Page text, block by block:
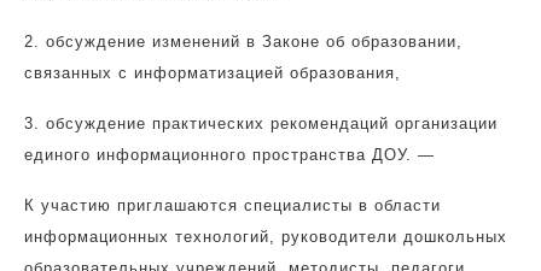
2. обсуждение изменений в Законе об образовании,
связанных с информатизацией образования,
3. обсуждение практических рекомендаций организации
единого информационного пространства ДОУ. —
К участию приглашаются специалисты в области
информационных технологий, руководители дошкольных